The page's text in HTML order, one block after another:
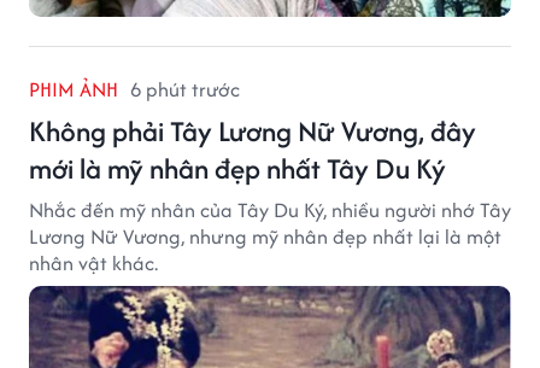
PHIM ẢNH 6 phút trước
Không phải Tây Lương Nữ Vương, đây
mới là mỹ nhân đẹp nhất Tây Du Ký
Nhắc đến mỹ nhân của Tây Du Ký, nhiều người nhớ Tây
Lương Nữ Vương, nhưng mỹ nhân đẹp nhất lại là một
nhân vật khác.